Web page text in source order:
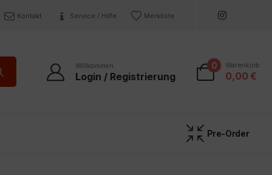
Kontakt Service / Hilfe Merkliste
Willkommen
Login / Registrierung
0 Warenkorb
0,00 €
Pre-Order